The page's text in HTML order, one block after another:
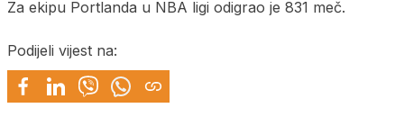
Za ekipu Portlanda u NBA ligi odigrao je 831 meč.
Podijeli vijest na: